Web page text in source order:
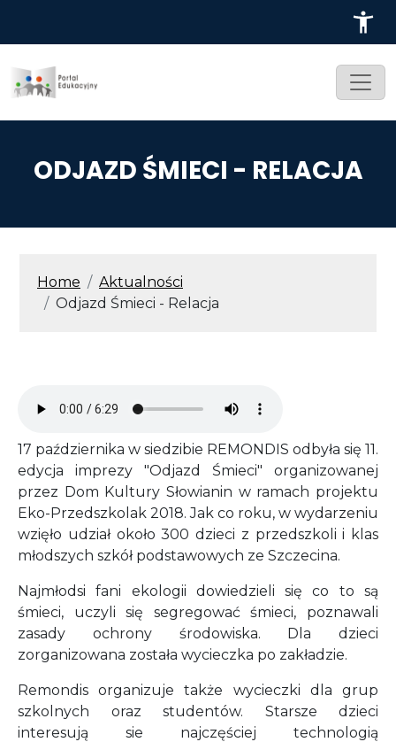
ODJAZD ŚMIECI - RELACJA
ŚCIEŻKA NAWIGACYJNA
Home
Aktualności
Odjazd Śmieci - Relacja
17 października w siedzibie REMONDIS odbyła się 11.
edycja imprezy "Odjazd Śmieci" organizowanej
przez Dom Kultury Słowianin w ramach projektu
Eko-Przedszkolak 2018. Jak co roku, w wydarzeniu
wzięło udział około 300 dzieci z przedszkoli i klas
młodszych szkół podstawowych ze Szczecina.
Najmłodsi fani ekologii dowiedzieli się co to są
śmieci, uczyli się segregować śmieci, poznawali
zasady ochrony środowiska. Dla dzieci
zorganizowana została wycieczka po zakładzie.
Remondis organizuje także wycieczki dla grup
szkolnych oraz studentów. Starsze dzieci
interesują sie najczęściej technologią